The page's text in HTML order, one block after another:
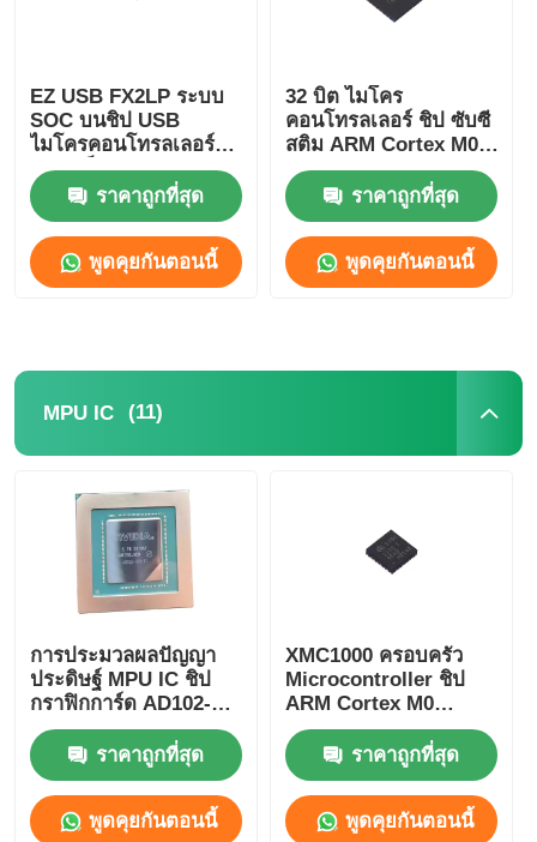
ทัวร์โรงงาน
การควบคุมคุณภาพ
ติดต่อเรา
FPGA Field Programmable Gate Array ระบบการตั้งโป
หน่วยไมโครคอนโทรลเลอร์ MCU
ระบบบนชิป (SOC)
MPU IC
CPLD PLD
EZ USB FX2LP ระบบ
SOC บนชิป USB
ไมโครคอนโทรลเลอร์
ความเร็วสูง
CY7C68013A-56LTXC
ราคาถูกที่สุด
พูดคุยกันตอนนี้
32 บิต ไมโคร
คอนโทรลเลอร์ ชิป ซับซี
สติม ARM Cortex M0
CY8C4125LQI-483
ราคาถูกที่สุด
พูดคุยกันตอนนี้
MPU IC (11)
การประมวลผลปัญญา
ประดิษฐ์ MPU IC ชิป
กราฟิกการ์ด AD102-
301-A1
ราคาถูกที่สุด
พูดคุยกันตอนนี้
XMC1000 ครอบครัว
Microcontroller ชิป
ARM Cortex M0
ราคาถูกที่สุด
พูดคุยกันตอนนี้